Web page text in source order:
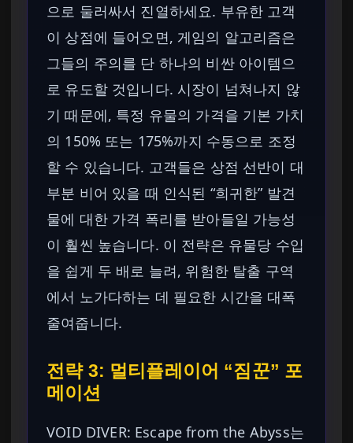
으로 둘러싸서 진열하세요. 부유한 고객
이 상점에 들어오면, 게임의 알고리즘은
그들의 주의를 단 하나의 비싼 아이템으
로 유도할 것입니다. 시장이 넘쳐나지 않
기 때문에, 특정 유물의 가격을 기본 가치
의 150% 또는 175%까지 수동으로 조정
할 수 있습니다. 고객들은 상점 선반이 대
부분 비어 있을 때 인식된 “희귀한” 발견
물에 대한 가격 폭리를 받아들일 가능성
이 훨씬 높습니다. 이 전략은 유물당 수입
을 쉽게 두 배로 늘려, 위험한 탈출 구역
에서 노가다하는 데 필요한 시간을 대폭
줄여줍니다.
전략 3: 멀티플레이어 “짐꾼” 포
메이션
VOID DIVER: Escape from the Abyss는